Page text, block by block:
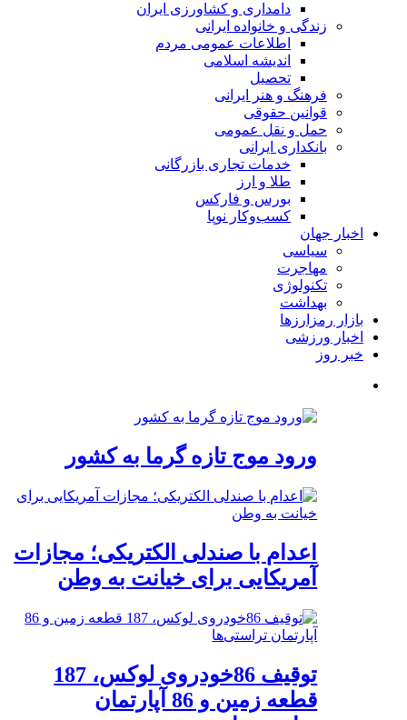
دامداری و کشاورزی ایران
زندگی و خانواده ایرانی
اطلاعات عمومی مردم
اندیشه اسلامی
تحصیل
فرهنگ و هنر ایرانی
قوانین حقوقی
حمل و نقل عمومی
بانکداری ایرانی
خدمات تجاری بازرگانی
طلا و ارز
بورس و فارکس
کسب‌وکار نوپا
اخبار جهان
سیاسی
مهاجرت
تکنولوژی
بهداشت
بازار رمزارزها
اخبار ورزشی
خبر روز
ورود موج تازه گرما به کشور
اعدام با صندلی الکتریکی؛ مجازات
آمریکایی برای خیانت به وطن
توقیف 86خودروی لوکس، 187
قطعه زمین و 86 آپارتمان